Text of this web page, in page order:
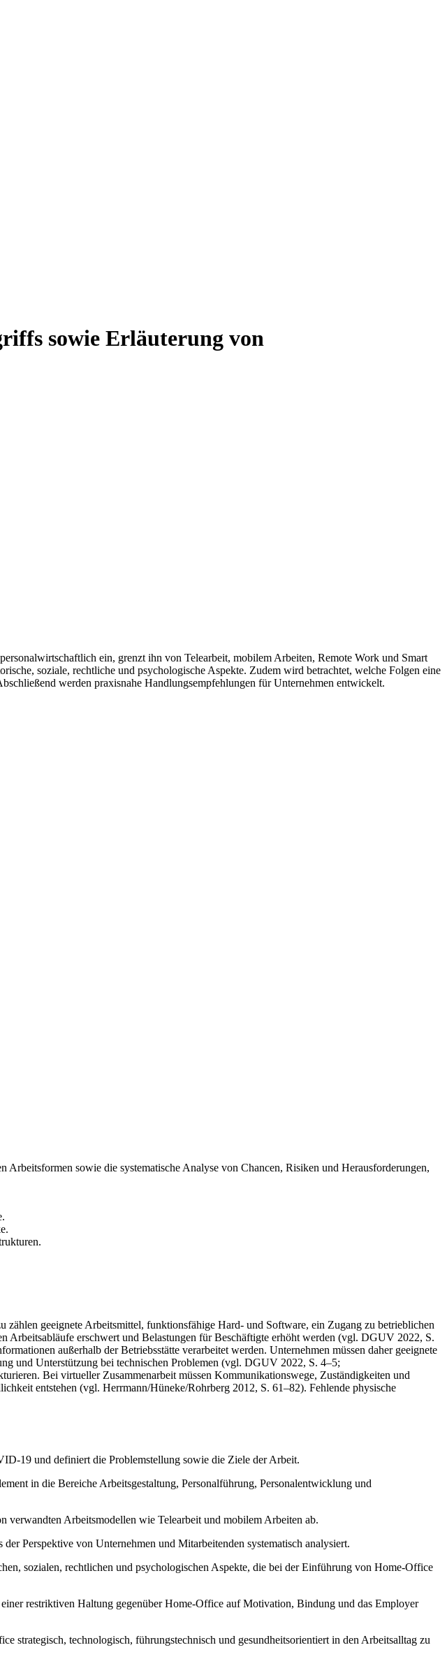
sowie Erläuterung von
ein, grenzt ihn von Telearbeit, mobilem Arbeiten, Remote Work und Smart
soziale, rechtliche und psychologische Aspekte. Zudem wird betrachtet, welche Folgen eine
werden praxisnahe Handlungsempfehlungen für Unternehmen entwickelt.
sowie die systematische Analyse von Chancen, Risiken und Herausforderungen,
geeignete Arbeitsmittel, funktionsfähige Hard- und Software, ein Zugang zu betrieblichen
Arbeitsabläufe erschwert und Belastungen für Beschäftigte erhöht werden (vgl. DGUV 2022, S.
außerhalb der Betriebsstätte verarbeitet werden. Unternehmen müssen daher geeignete
und Unterstützung bei technischen Problemen (vgl. DGUV 2022, S. 4–5;
Bei virtueller Zusammenarbeit müssen Kommunikationswege, Zuständigkeiten und
entstehen (vgl. Herrmann/Hüneke/Rohrberg 2012, S. 61–82). Fehlende physische
19 und definiert die Problemstellung sowie die Ziele der Arbeit.
in die Bereiche Arbeitsgestaltung, Personalführung, Personalentwicklung und
Arbeitsmodellen wie Telearbeit und mobilem Arbeiten ab.
Perspektive von Unternehmen und Mitarbeitenden systematisch analysiert.
sozialen, rechtlichen und psychologischen Aspekte, die bei der Einführung von Home-Office
restriktiven Haltung gegenüber Home-Office auf Motivation, Bindung und das Employer
strategisch, technologisch, führungstechnisch und gesundheitsorientiert in den Arbeitsalltag zu